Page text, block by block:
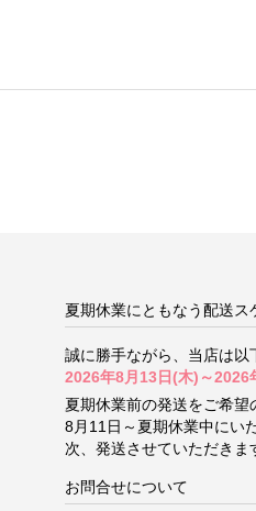
夏期休業にともなう配送ス
誠に勝手ながら、当店は以
2026年8月13日(木)～2026
夏期休業前の発送をご希望
8月11日～夏期休業中にい
次、発送させていただきま
お問合せについて